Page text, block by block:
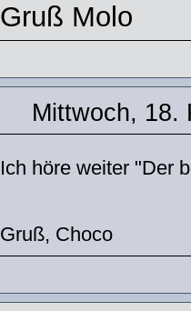
Gruß Molo
Mittwoch, 18.
Ich höre weiter "Der
Gruß, Choco